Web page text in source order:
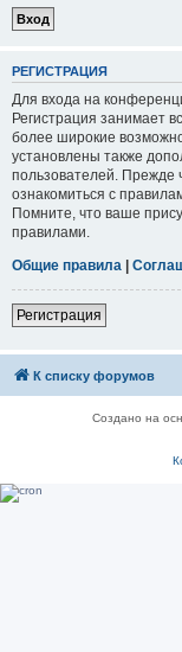
РЕГИСТРАЦИЯ
Для входа на
Регистрация занимает
более широкие
установлены также
пользователей. Прежде
ознакомиться с
Помните, что ваше
правилами.
Общие правила |
Регистрация
К списку форумов
Создано на